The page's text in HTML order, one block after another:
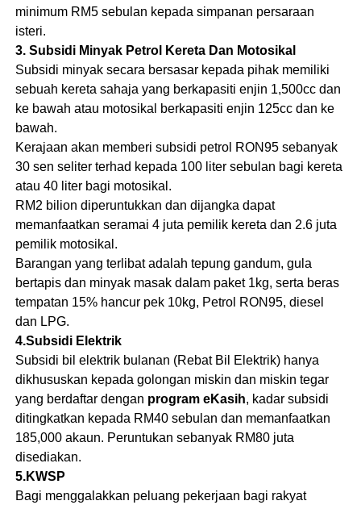
minimum RM5 sebulan kepada simpanan persaraan
isteri.
3. Subsidi Minyak Petrol Kereta Dan Motosikal
Subsidi minyak secara bersasar kepada pihak memiliki
sebuah kereta sahaja yang berkapasiti enjin 1,500cc dan
ke bawah atau motosikal berkapasiti enjin 125cc dan ke
bawah.
Kerajaan akan memberi subsidi petrol RON95 sebanyak
30 sen seliter terhad kepada 100 liter sebulan bagi kereta
atau 40 liter bagi motosikal.
RM2 bilion diperuntukkan dan dijangka dapat
memanfaatkan seramai 4 juta pemilik kereta dan 2.6 juta
pemilik motosikal.
Barangan yang terlibat adalah tepung gandum, gula
bertapis dan minyak masak dalam paket 1kg, serta beras
tempatan 15% hancur pek 10kg, Petrol RON95, diesel
dan LPG.
4.Subsidi Elektrik
Subsidi bil elektrik bulanan (Rebat Bil Elektrik) hanya
dikhususkan kepada golongan miskin dan miskin tegar
yang berdaftar dengan program eKasih, kadar subsidi
ditingkatkan kepada RM40 sebulan dan memanfaatkan
185,000 akaun. Peruntukan sebanyak RM80 juta
disediakan.
5.KWSP
Bagi menggalakkan peluang pekerjaan bagi rakyat